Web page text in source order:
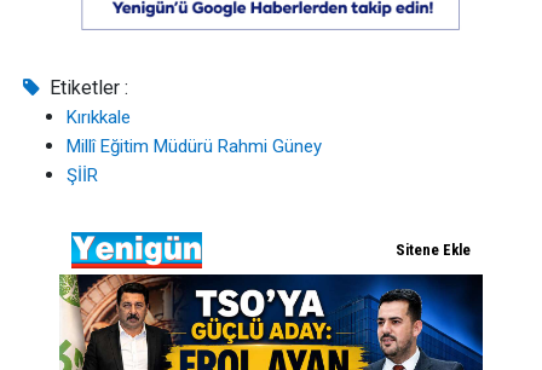
Etiketler :
Kırıkkale
Millî Eğitim Müdürü Rahmi Güney
ŞİİR